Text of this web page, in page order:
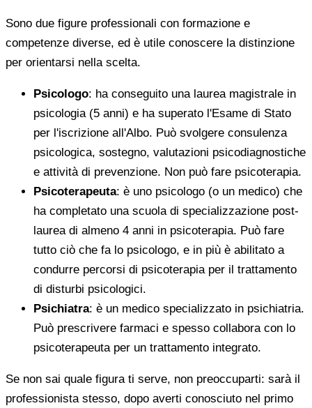
Sono due figure professionali con formazione e
competenze diverse, ed è utile conoscere la distinzione
per orientarsi nella scelta.
Psicologo: ha conseguito una laurea magistrale in
psicologia (5 anni) e ha superato l'Esame di Stato
per l'iscrizione all'Albo. Può svolgere consulenza
psicologica, sostegno, valutazioni psicodiagnostiche
e attività di prevenzione. Non può fare psicoterapia.
Psicoterapeuta: è uno psicologo (o un medico) che
ha completato una scuola di specializzazione post-
laurea di almeno 4 anni in psicoterapia. Può fare
tutto ciò che fa lo psicologo, e in più è abilitato a
condurre percorsi di psicoterapia per il trattamento
di disturbi psicologici.
Psichiatra: è un medico specializzato in psichiatria.
Può prescrivere farmaci e spesso collabora con lo
psicoterapeuta per un trattamento integrato.
Se non sai quale figura ti serve, non preoccuparti: sarà il
professionista stesso, dopo averti conosciuto nel primo